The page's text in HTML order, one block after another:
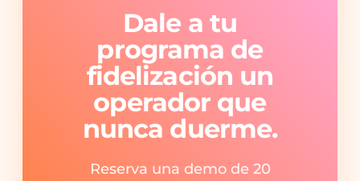
Dale a tu
programa de
fidelización un
operador que
nunca duerme.
Reserva una demo de 20